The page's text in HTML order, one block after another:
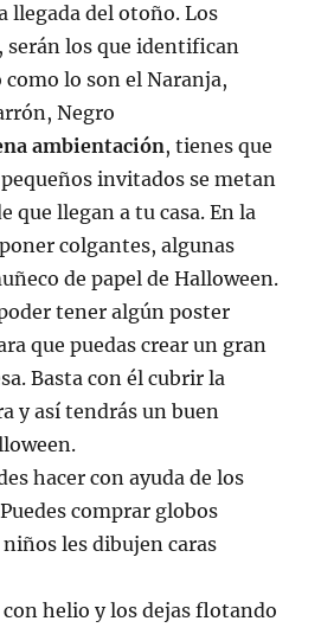
llegada del otoño. Los
serán los que identifican
como lo son el Naranja,
Negro
ambientación, tienes que
invitados se metan
que llegan a tu casa. En la
colgantes, algunas
de papel de Halloween.
tener algún poster
que puedas crear un gran
Basta con él cubrir la
y así tendrás un buen
hacer con ayuda de los
comprar globos
les dibujen caras
helio y los dejas flotando